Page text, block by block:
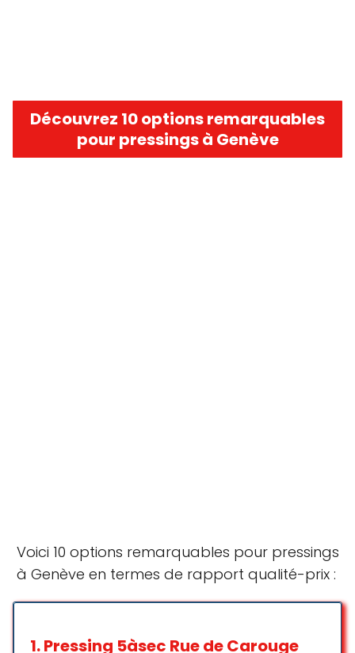
Découvrez 10 options remarquables
pour pressings à Genève
Voici 10 options remarquables pour pressings
à Genève en termes de rapport qualité-prix :
1.Pressing 5àsec Rue de Carouge